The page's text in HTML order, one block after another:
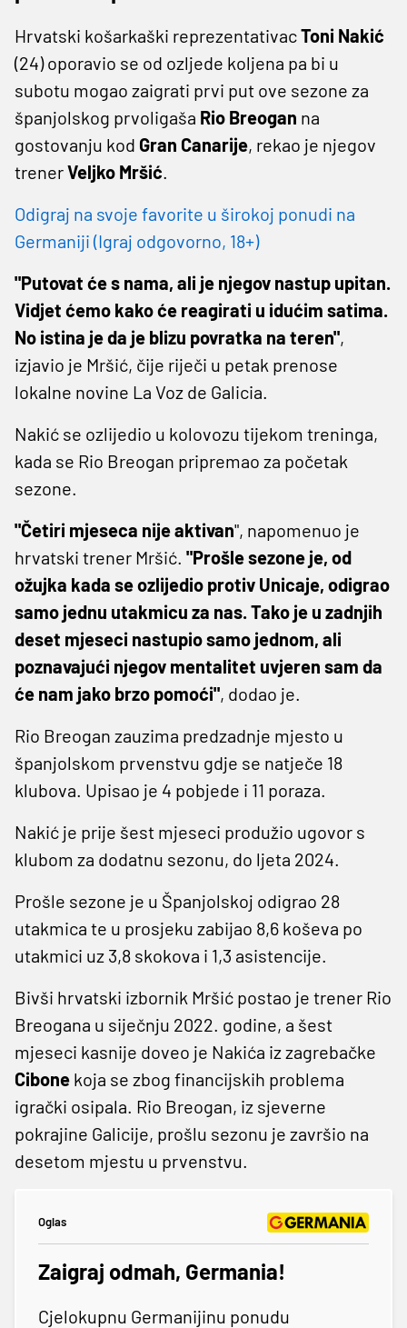
Hrvatski košarkaški reprezentativacToni Nakić
(24) oporavio se od ozljede koljena pa bi u
subotu mogao zaigrati prvi put ove sezone za
španjolskog prvoligaša Rio Breogan na
gostovanju kod Gran Canarije, rekao je njegov
trenerVeljko Mršić.
Odigraj na svoje favorite u širokoj ponudi na
Germaniji (Igraj odgovorno, 18+)
"Putovat će s nama, ali je njegov nastup upitan.
Vidjet ćemo kako će reagirati u idućim satima.
No istina je da je blizu povratka na teren",
izjavio je Mršić, čije riječi u petak prenose
lokalne novine La Voz de Galicia.
Nakić se ozlijedio u kolovozu tijekom treninga,
kada se Rio Breogan pripremao za početak
sezone.
"Četiri mjeseca nije aktivan", napomenuo je
hrvatski trener Mršić. "Prošle sezone je, od
ožujka kada se ozlijedio protiv Unicaje, odigrao
samo jednu utakmicu za nas. Tako je u zadnjih
deset mjeseci nastupio samo jednom, ali
poznavajući njegov mentalitet uvjeren sam da
će nam jako brzo pomoći", dodao je.
Rio Breogan zauzima predzadnje mjesto u
španjolskom prvenstvu gdje se natječe 18
klubova. Upisao je 4 pobjede i 11 poraza.
Nakić je prije šest mjeseci produžio ugovor s
klubom za dodatnu sezonu, do ljeta 2024.
Prošle sezone je u Španjolskoj odigrao 28
utakmica te u prosjeku zabijao 8,6 koševa po
utakmici uz 3,8 skokova i 1,3 asistencije.
Bivši hrvatski izbornik Mršić postao je trener Rio
Breogana u siječnju 2022. godine, a šest
mjeseci kasnije doveo je Nakića iz zagrebačke
Cibone koja se zbog financijskih problema
igrački osipala. Rio Breogan, iz sjeverne
pokrajine Galicije, prošlu sezonu je završio na
desetom mjestu u prvenstvu.
Oglas
Zaigraj odmah, Germania!
Cjelokupnu Germanijinu ponudu